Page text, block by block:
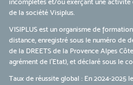
incomplètes et/ou exerçant une
de la société Visiplus.
VISIPLUS est un organisme de
distance, enregistré sous le numéro de
de la DREETS de la Provence Alpes
agrément de l’Etat), et déclaré sous le
Taux de réussite global : En 2024-